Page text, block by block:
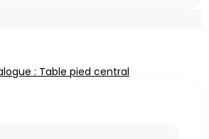
: Table pied central